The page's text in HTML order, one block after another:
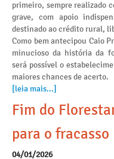
primeiro, sempre realizado
grave, com apoio
destinado ao crédito rural,
Como bem antecipou Caio
minucioso da história da
será possível o
maiores chances de acerto.
[leia mais...]
Fim do
para o fracasso
04/01/2026